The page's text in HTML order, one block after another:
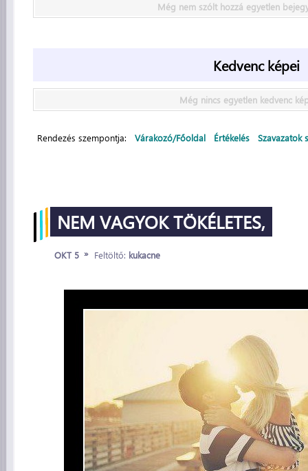
Még nem szólt hozzá egyetlen
Kedvenc képei
Még nincs egyetlen kedvenc
Rendezés szempontja: Várakozó/Főoldal Értékelés Szavazatok
NEM VAGYOK TÖKÉLETES,
OKT 5 » Feltöltő: kukacne